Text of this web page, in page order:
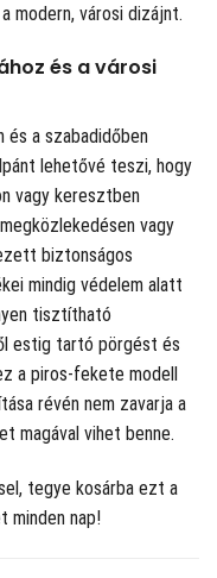
modern, városi dizájnt.
és a városi
és a szabadidőben
lehetővé teszi, hogy
vagy keresztben
vagy
biztonságos
mindig védelem alatt
tisztítható
estig tartó pörgést és
a piros-fekete modell
révén nem zavarja a
magával vihet benne.
tegye kosárba ezt a
minden nap!